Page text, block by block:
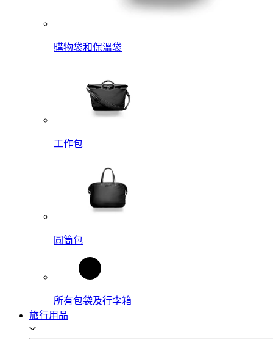
購物袋和保溫袋
工作包
圓筒包
所有包袋及行李箱
旅行用品